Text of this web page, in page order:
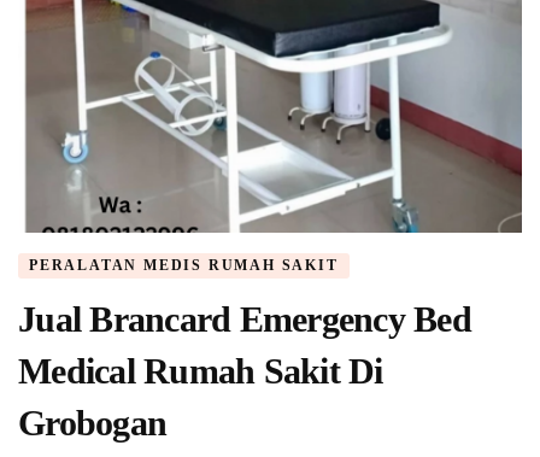
PERALATAN MEDIS RUMAH SAKIT
Jual Brancard Emergency Bed
Medical Rumah Sakit Di
Grobogan